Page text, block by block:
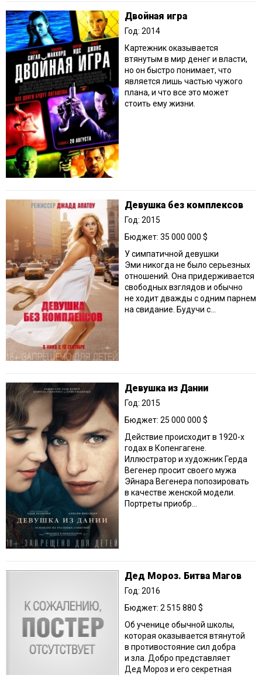
Двойная игра
Год: 2014
Картежник оказывается
втянутым в мир денег и власти,
но он быстро понимает, что
является лишь частью чужого
плана, и что все это может
стоить ему жизни.
Девушка без комплексов
Год: 2015
Бюджет: 35 000 000 $
У симпатичной девушки
Эми никогда не было серьезных
отношений. Она придерживается
свободных взглядов и обычно
не ходит дважды с одним парнем
на свидание. Будучи с...
Девушка из Дании
Год: 2015
Бюджет: 25 000 000 $
Действие происходит в 1920-х
годах в Копенгагене.
Иллюстратор и художник Герда
Вегенер просит своего мужа
Эйнара Вегенера попозировать
в качестве женской модели.
Портреты приобр...
Дед Мороз. Битва Магов
Год: 2016
Бюджет: 2 515 880 $
Об ученице обычной школы,
которая оказывается втянутой
в противостояние сил добра
и зла. Добро представляет
Дед Мороз и его секретная